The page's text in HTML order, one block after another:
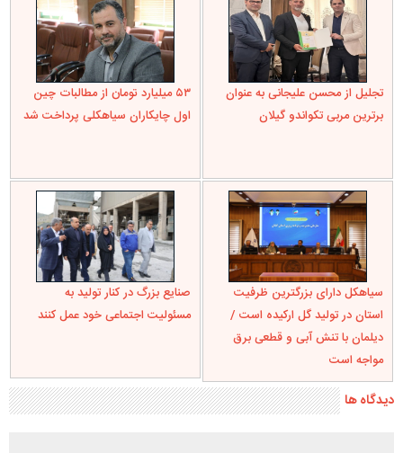
تجلیل از محسن علیجانی به عنوان
برترین مربی تکواندو گیلان
۵۳ میلیارد تومان از مطالبات چین
اول چایکاران سیاهکلی پرداخت شد
سیاهکل دارای بزرگترین ظرفیت
استان در تولید گل ارکیده است /
دیلمان با تنش آبی و قطعی برق
مواجه است
صنایع بزرگ در کنار تولید به
مسئولیت اجتماعی خود عمل کنند
دیدگاه ها